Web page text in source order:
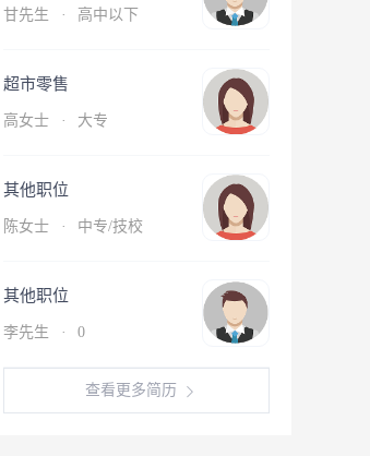
甘先生 · 高中以下
超市零售
高女士 · 大专
其他职位
陈女士 · 中专/技校
其他职位
李先生 · 0
查看更多简历